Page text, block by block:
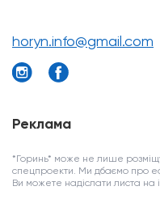
horyn.info@gmail.com
Реклама
*Горинь* може не лише
спецпроекти. Ми дбаємо про
Ви можете надіслати листа